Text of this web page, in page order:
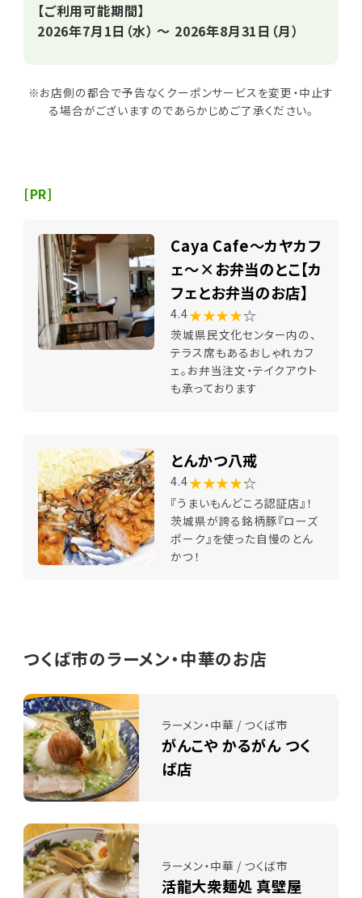
【ご利用可能期間】
2026年7月1日（水） ～ 2026年8月31日（月）
※お店側の都合で予告なくクーポンサービスを変更・中止す
る場合がございますのであらかじめご了承ください。
[PR]
Caya Cafe～カヤカフ
ェ～×お弁当のとこ【カ
フェとお弁当のお店】
4.4★★★★☆
茨城県民文化センター内の、
テラス席もあるおしゃれカフ
ェ。お弁当注文・テイクアウト
も承っております
とんかつ八戒
4.4★★★★☆
『うまいもんどころ認証店』！
茨城県が誇る銘柄豚『ローズ
ポーク』を使った自慢のとん
かつ！
つくば市のラーメン・中華のお店
ラーメン・中華 / つくば市
がんこや かるがん つく
ば店
ラーメン・中華 / つくば市
活龍大衆麺処 真壁屋